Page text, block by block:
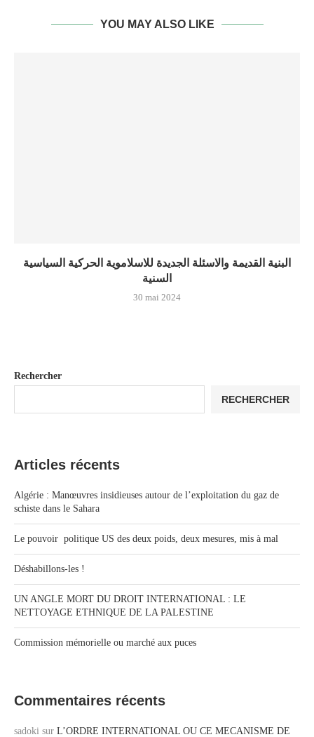
YOU MAY ALSO LIKE
البنية القديمة والاسئلة الجديدة للاسلاموية الحركية السياسية
السنية
30 mai 2024
Rechercher
RECHERCHER
Articles récents
Algérie : Manœuvres insidieuses autour de l’exploitation du gaz de
schiste dans le Sahara
Le pouvoir politique US des deux poids, deux mesures, mis à mal
Déshabillons-les !
UN ANGLE MORT DU DROIT INTERNATIONAL : LE
NETTOYAGE ETHNIQUE DE LA PALESTINE
Commission mémorielle ou marché aux puces
Commentaires récents
sadoki sur L’ORDRE INTERNATIONAL OU CE MECANISME DE